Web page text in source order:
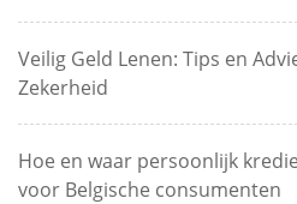
Veilig Geld Lenen: Tips en
Zekerheid
Hoe en waar persoonlijk
voor Belgische consumenten